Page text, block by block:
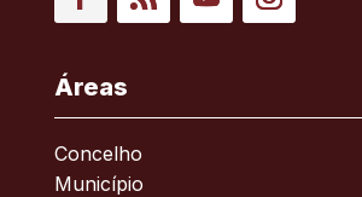
Áreas
Concelho
Município